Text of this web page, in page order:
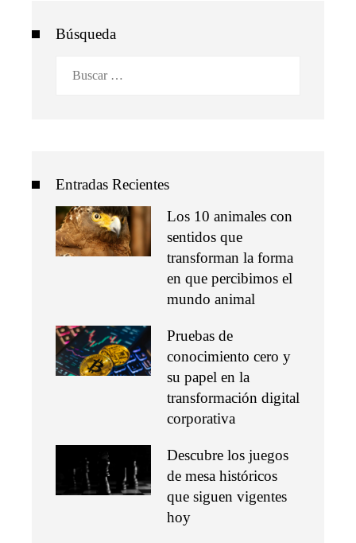
Búsqueda
Entradas Recientes
Los 10 animales con
sentidos que
transforman la forma
en que percibimos el
mundo animal
Pruebas de
conocimiento cero y
su papel en la
transformación digital
corporativa
Descubre los juegos
de mesa históricos
que siguen vigentes
hoy